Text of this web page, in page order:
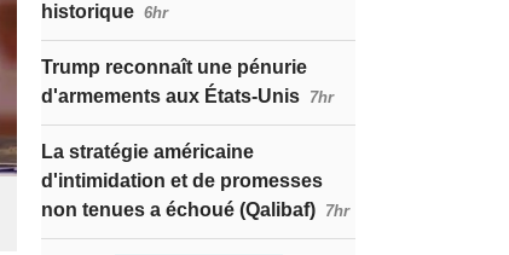
historique 6hr
Trump reconnaît une pénurie
d'armements aux États-Unis 7hr
La stratégie américaine
d'intimidation et de promesses
non tenues a échoué (Qalibaf) 7hr